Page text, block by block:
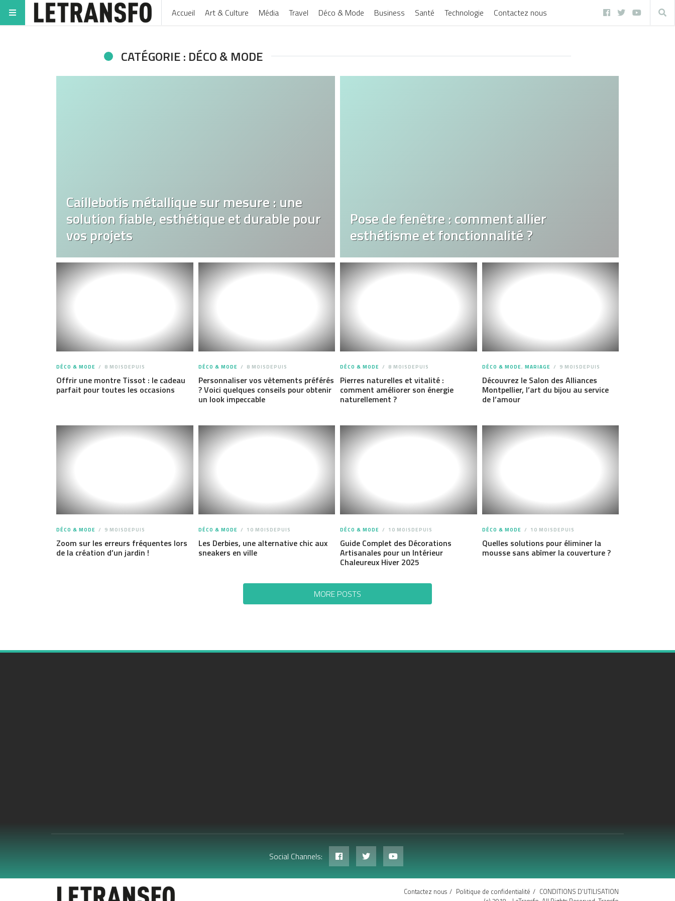
Accueil Art & Culture Média Travel Déco & Mode Business Santé Technologie Contactez nous
CATÉGORIE : DÉCO & MODE
Caillebotis métallique sur mesure : une
solution fiable, esthétique et durable pour
vos projets
Pose de fenêtre : comment allier
esthétisme et fonctionnalité ?
DÉCO & MODE 8 MOISDEPUIS
Offrir une montre Tissot : le cadeau
parfait pour toutes les occasions
DÉCO & MODE 8 MOISDEPUIS
Personnaliser vos vêtements préférés
? Voici quelques conseils pour obtenir
un look impeccable
DÉCO & MODE 8 MOISDEPUIS
Pierres naturelles et vitalité :
comment améliorer son énergie
naturellement ?
DÉCO & MODE, MARIAGE 9 MOISDEPUIS
Découvrez le Salon des Alliances
Montpellier, l’art du bijou au service
de l’amour
DÉCO & MODE 9 MOISDEPUIS
Zoom sur les erreurs fréquentes lors
de la création d’un jardin !
DÉCO & MODE 10 MOISDEPUIS
Les Derbies, une alternative chic aux
sneakers en ville
DÉCO & MODE 10 MOISDEPUIS
Guide Complet des Décorations
Artisanales pour un Intérieur
Chaleureux Hiver 2025
DÉCO & MODE 10 MOISDEPUIS
Quelles solutions pour éliminer la
mousse sans abîmer la couverture ?
MORE POSTS
Social Channels:
Contactez nous Politique de confidentialité
CONDITIONS D’UTILISATION